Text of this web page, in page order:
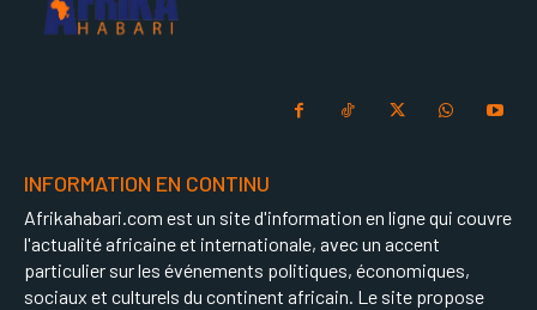
INFORMATION EN CONTINU
Afrikahabari.com est un site d'information en ligne qui couvre
l'actualité africaine et internationale, avec un accent
particulier sur les événements politiques, économiques,
sociaux et culturels du continent africain. Le site propose